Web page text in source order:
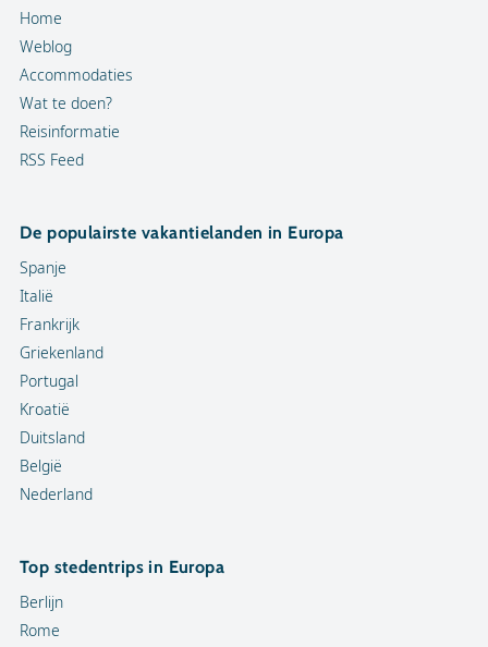
Home
Weblog
Accommodaties
Wat te doen?
Reisinformatie
RSS Feed
De populairste vakantielanden in Europa
Spanje
Italië
Frankrijk
Griekenland
Portugal
Kroatië
Duitsland
België
Nederland
Top stedentrips in Europa
Berlijn
Rome